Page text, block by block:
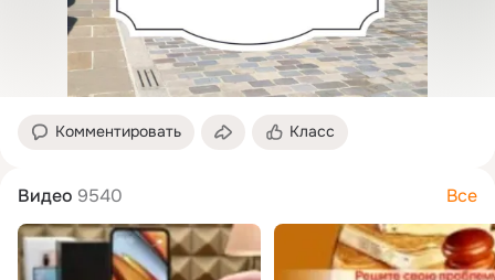
Комментировать Класс
Видео 9540 Все